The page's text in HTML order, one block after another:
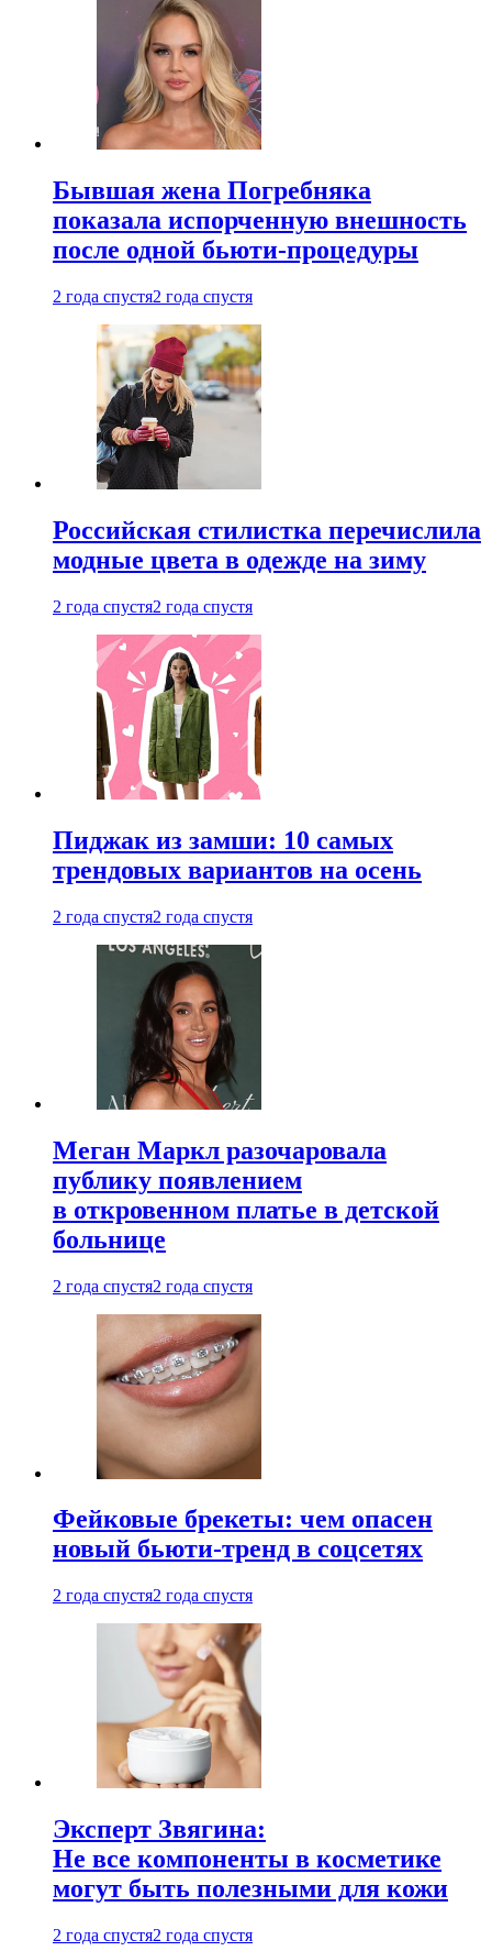
Бывшая жена Погребняка
показала испорченную внешность
после одной бьюти-процедуры
2 года спустя2 года спустя
Российская стилистка перечислила
модные цвета в одежде на зиму
2 года спустя2 года спустя
Пиджак из замши: 10 самых
трендовых вариантов на осень
2 года спустя2 года спустя
Меган Маркл разочаровала
публику появлением
в откровенном платье в детской
больнице
2 года спустя2 года спустя
Фейковые брекеты: чем опасен
новый бьюти-тренд в соцсетях
2 года спустя2 года спустя
Эксперт Звягина:
Не все компоненты в косметике
могут быть полезными для кожи
2 года спустя2 года спустя